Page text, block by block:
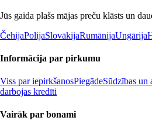
Jūs gaida plašs mājas preču klāsts un
ČehijaPolijaSlovākijaRumānijaUngārija
Informācija par pirkumu
Viss par iepirkšanosPiegādeSūdzības un
darbojas kredīti
Vairāk par bonami